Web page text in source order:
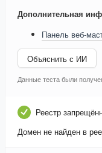
Дополнительная
Панель веб-
Объяснить с ИИ
Данные теста были
Реестр
Домен не найден в